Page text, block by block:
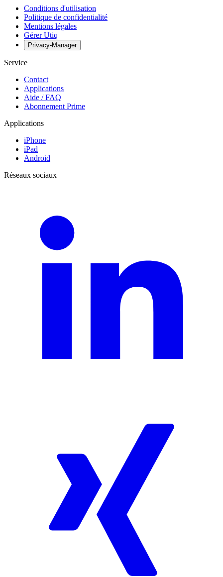
Conditions d'utilisation
Politique de confidentialité
Mentions légales
Gérer Utiq
Privacy-Manager
Service
Contact
Applications
Aide / FAQ
Abonnement Prime
Applications
iPhone
iPad
Android
Réseaux sociaux